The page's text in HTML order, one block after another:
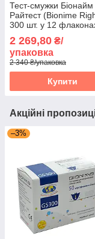
Тест-смужки Біонайм
Райтест (Bionime
300 шт. у 12
25 шт. у пакованні
2 269,80 ₴/
упаковка
2 340 ₴/упаковка
Купити
Акційні
–3%